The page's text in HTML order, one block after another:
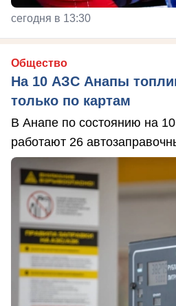
сегодня в 13:30
Общество
На 10 АЗС Анапы
только по картам
В Анапе по состоянию на
работают 26